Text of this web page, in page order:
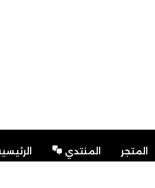
المنتدي المتجر